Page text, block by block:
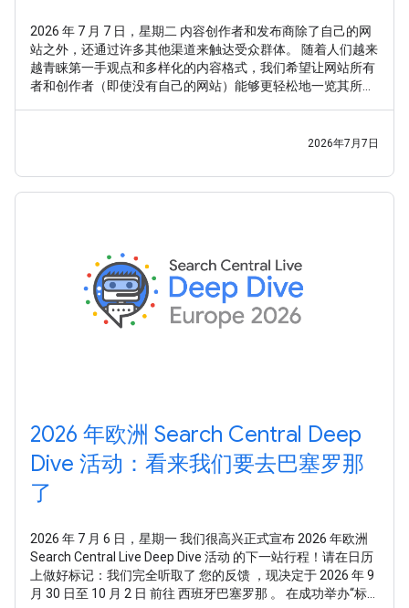
2026 年 7 月 7 日，星期二 内容创作者和发布商除了自己的网
站之外，还通过许多其他渠道来触达受众群体。 随着人们越来
越青睐第一手观点和多样化的内容格式，我们希望让网站所有
者和创作者（即使没有自己的网站）能够更轻松地一览其所有
型，可帮助网站所有者和创作者了解其社交媒体帖子和视频帖
2026年7月7日
2026 年欧洲 Search Central Deep
Dive 活动：看来我们要去巴塞罗那
了
2026 年 7 月 6 日，星期一 我们很高兴正式宣布 2026 年欧洲
Search Central Live Deep Dive 活动 的下一站行程！请在日历
上做好标记：我们完全听取了 您的反馈 ，现决定于 2026 年 9
月 30 日至 10 月 2 日 前往 西班牙巴塞罗那 。 在成功举办“标